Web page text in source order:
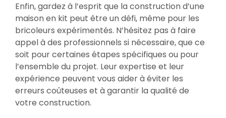
Enfin, gardez à l’esprit que la construction d’une
maison en kit peut être un défi, même pour les
bricoleurs expérimentés. N’hésitez pas à faire
appel à des professionnels si nécessaire, que ce
soit pour certaines étapes spécifiques ou pour
l’ensemble du projet. Leur expertise et leur
expérience peuvent vous aider à éviter les
erreurs coûteuses et à garantir la qualité de
votre construction.